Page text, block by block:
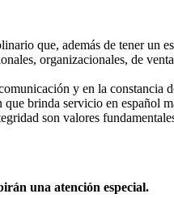
que, además de tener un
organizacionales, de
y en la
brinda servicio en español
son valores
una atención especial.